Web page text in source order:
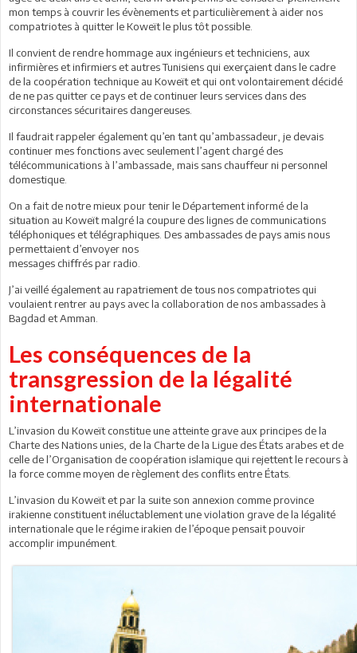
mon temps à couvrir les évènements et particulièrement à aider nos
compatriotes à quitter le Koweït le plus tôt possible.
Il convient de rendre hommage aux ingénieurs et techniciens, aux
infirmières et infirmiers et autres Tunisiens qui exerçaient dans le cadre
de la coopération technique au Koweït et qui ont volontairement décidé
de ne pas quitter ce pays et de continuer leurs services dans des
circonstances sécuritaires dangereuses.
Il faudrait rappeler également qu’en tant qu’ambassadeur, je devais
continuer mes fonctions avec seulement l’agent chargé des
télécommunications à l’ambassade, mais sans chauffeur ni personnel
domestique.
On a fait de notre mieux pour tenir le Département informé de la
situation au Koweït malgré la coupure des lignes de communications
téléphoniques et télégraphiques. Des ambassades de pays amis nous
permettaient d’envoyer nos
messages chiffrés par radio.
J’ai veillé également au rapatriement de tous nos compatriotes qui
voulaient rentrer au pays avec la collaboration de nos ambassades à
Bagdad et Amman.
Les conséquences de la
transgression de la légalité
internationale
L’invasion du Koweït constitue une atteinte grave aux principes de la
Charte des Nations unies, de la Charte de la Ligue des États arabes et de
celle de l’Organisation de coopération islamique qui rejettent le recours à
la force comme moyen de règlement des conflits entre États.
L’invasion du Koweït et par la suite son annexion comme province
irakienne constituent inéluctablement une violation grave de la légalité
internationale que le régime irakien de l’époque pensait pouvoir
accomplir impunément.